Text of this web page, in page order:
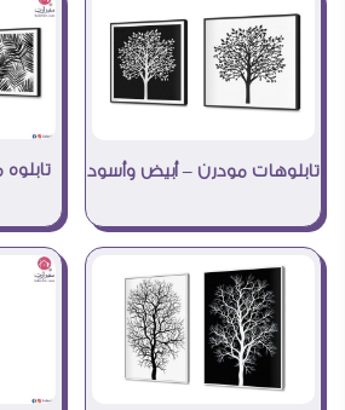
تابلوهات مودرن – أبيض وأسود